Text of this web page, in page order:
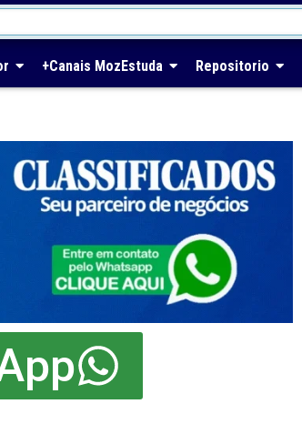
+Canais MozEstuda Repositorio